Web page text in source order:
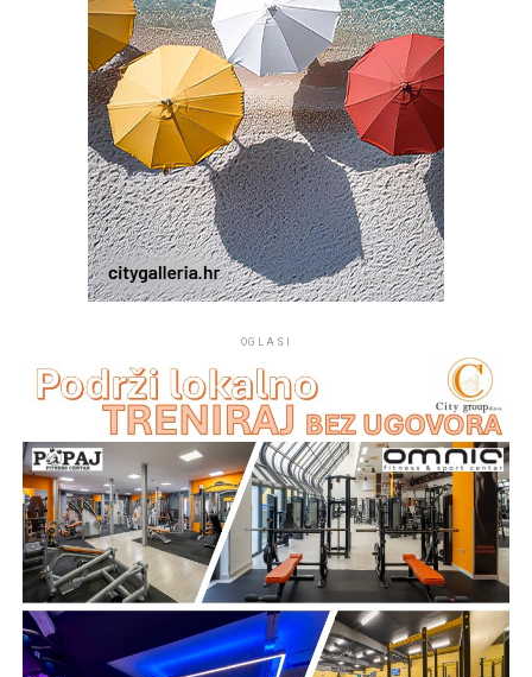
najvažnijih pjesničkih imena. Maslinov vijenac pritom
nije samo književno priznanje pojedincu. On je i
simbolična poveznica laureata s dugom tradicijom
hrvatskoga pjesništva te s idejom Croatie redivive kao
mjesta susreta različitih hrvatskih jezičnih i književnih
Ovogodišnja, 36. Croatia rediviva još je jednom pokazala
da ta ideja nije ostala samo na razini kulturnog
koncepta. Ona živi u pjesničkim nastupima, u knjigama i
zbornicima, na Zidovima od poezije, u Maslinovu vijencu,
gostiju nastavljeno je u restoranuRužmarin
u Selcima,
gdje je u neformalnom ozračju nastavljen razgovor o
poeziji, jeziku i kulturi.
Z. D.
OGLASI